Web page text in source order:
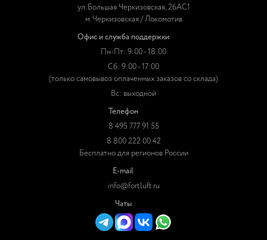
ул. Большая Черкизовская, 26АС1
м. Черкизовская / Локомотив
Офис и служба поддержки
Пн-Пт: 9:00 - 18:00
Сб: 9:00 - 17:00
(только самовывоз оплаченных заказов со склада)
Вс: выходной
Телефон
8 495 777 91 55
8 800 222 00 42
Бесплатно для регионов России
E-mail
info@fortluft.ru
Чаты